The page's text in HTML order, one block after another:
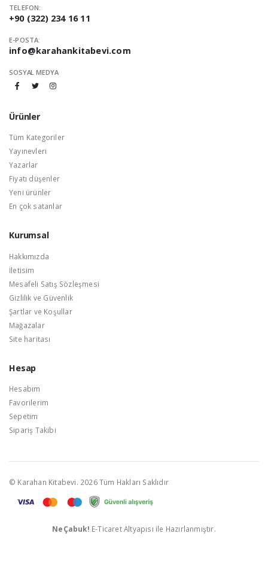
TELEFON:
+90 (322) 234 16 11
E-POSTA:
info@karahankitabevi.com
SOSYAL MEDYA
Ürünler
Tüm Kategoriler
Yayınevleri
Yazarlar
Fiyatı düşenler
Yeni ürünler
En çok satanlar
Kurumsal
Hakkımızda
İletisim
Mesafeli Satış Sözleşmesi
Gizlilik ve Güvenlik
Şartlar ve Koşullar
Mağazalar
Site haritası
Hesap
Hesabım
Favorilerim
Sepetim
Sipariş Takibi
© Karahan Kitabevi. 2026 Tüm Hakları Saklıdır
NeÇabuk! E-Ticaret Altyapısı ile Hazırlanmıştır.